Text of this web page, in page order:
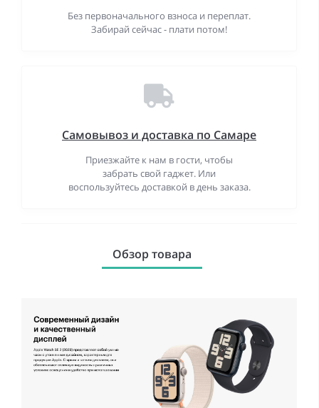
Без первоначального взноса и переплат.
Забирай сейчас - плати потом!
Самовывоз и доставка по Самаре
Приезжайте к нам в гости, чтобы
забрать свой гаджет. Или
воспользуйтесь доставкой в день заказа.
Обзор товара